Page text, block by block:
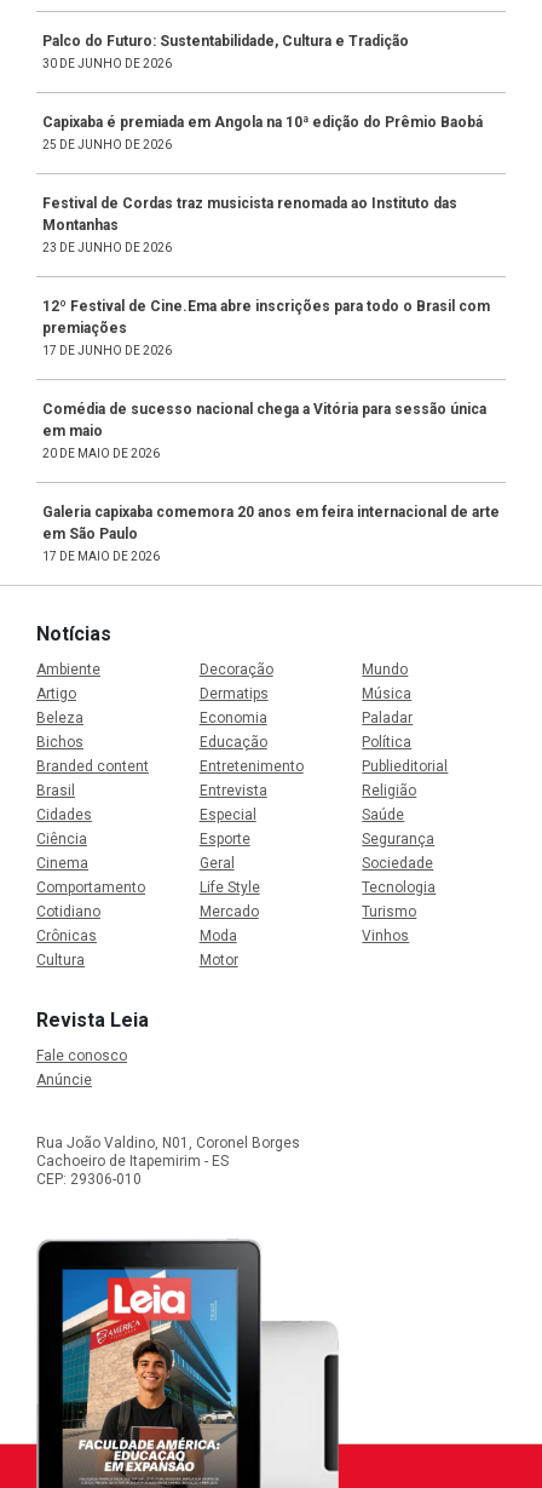
Palco do Futuro: Sustentabilidade, Cultura e Tradição
30 DE JUNHO DE 2026
Capixaba é premiada em Angola na 10ª edição do Prêmio Baobá
25 DE JUNHO DE 2026
Festival de Cordas traz musicista renomada ao Instituto das
Montanhas
23 DE JUNHO DE 2026
12º Festival de Cine.Ema abre inscrições para todo o Brasil com
premiações
17 DE JUNHO DE 2026
Comédia de sucesso nacional chega a Vitória para sessão única
em maio
20 DE MAIO DE 2026
Galeria capixaba comemora 20 anos em feira internacional de arte
em São Paulo
17 DE MAIO DE 2026
Notícias
Ambiente
Artigo
Beleza
Bichos
Branded content
Brasil
Cidades
Ciência
Cinema
Comportamento
Cotidiano
Crônicas
Cultura
Decoração
Dermatips
Economia
Educação
Entretenimento
Entrevista
Especial
Esporte
Geral
Life Style
Mercado
Moda
Motor
Mundo
Música
Paladar
Política
Publieditorial
Religião
Saúde
Segurança
Sociedade
Tecnologia
Turismo
Vinhos
Revista Leia
Fale conosco
Anúncie
Rua João Valdino, N01, Coronel Borges
Cachoeiro de Itapemirim - ES
CEP: 29306-010